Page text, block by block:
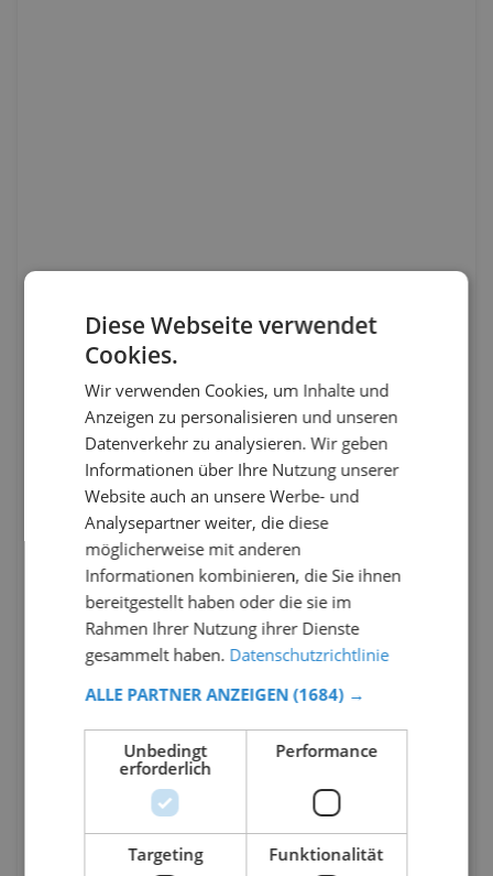
Diese Webseite verwendet
Cookies.
Wir verwenden Cookies, um Inhalte und
Anzeigen zu personalisieren und unseren
Datenverkehr zu analysieren. Wir geben
Informationen über Ihre Nutzung unserer
Website auch an unsere Werbe- und
Analysepartner weiter, die diese
möglicherweise mit anderen
Informationen kombinieren, die Sie ihnen
bereitgestellt haben oder die sie im
Rahmen Ihrer Nutzung ihrer Dienste
gesammelt haben. Datenschutzrichtlinie
ALLE PARTNER ANZEIGEN (1684) →
Unbedingt
erforderlich
Performance
Targeting Funktionalität